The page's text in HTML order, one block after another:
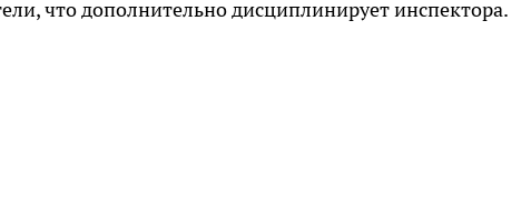
что дополнительно дисциплинирует инспектора.